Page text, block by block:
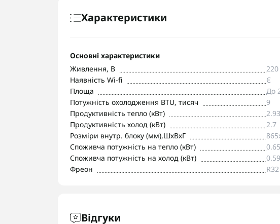
Характеристики
Основні характеристики
Живлення, В
220
Наявність Wi-fi
Є
Площа
До
Потужність охолодження BTU, тисяч
9
Продуктивність тепло (кВт)
2.93
Продуктивність холод (кВт)
2.7
Розміри внутр. блоку (мм),ШхВхГ
Споживча потужність на тепло (кВт)
0.65
Споживча потужність на холод (кВт)
0.59
Фреон
R32
Відгуки